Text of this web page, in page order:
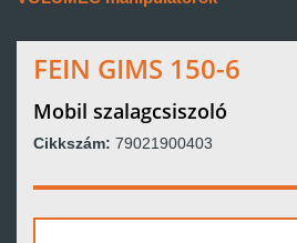
FEIN GIMS 150-6
Mobil szalagcsiszoló
Cikkszám: 79021900403